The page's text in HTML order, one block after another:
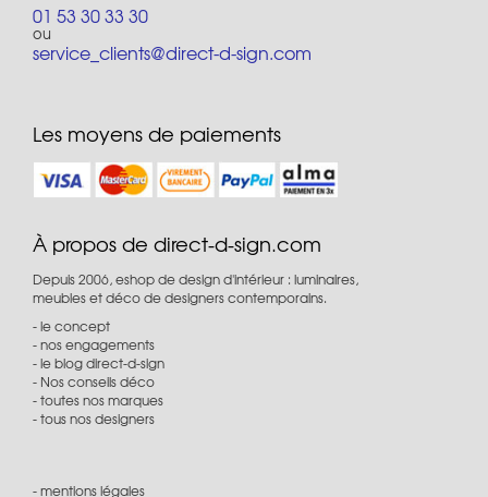
01 53 30 33 30
ou
service_clients@direct-d-sign.com
Les moyens de paiements
À propos de direct-d-sign.com
Depuis 2006, eshop de design d'intérieur : luminaires,
meubles et déco de designers contemporains.
le concept
nos engagements
le blog direct-d-sign
Nos conseils déco
toutes nos marques
tous nos designers
mentions légales